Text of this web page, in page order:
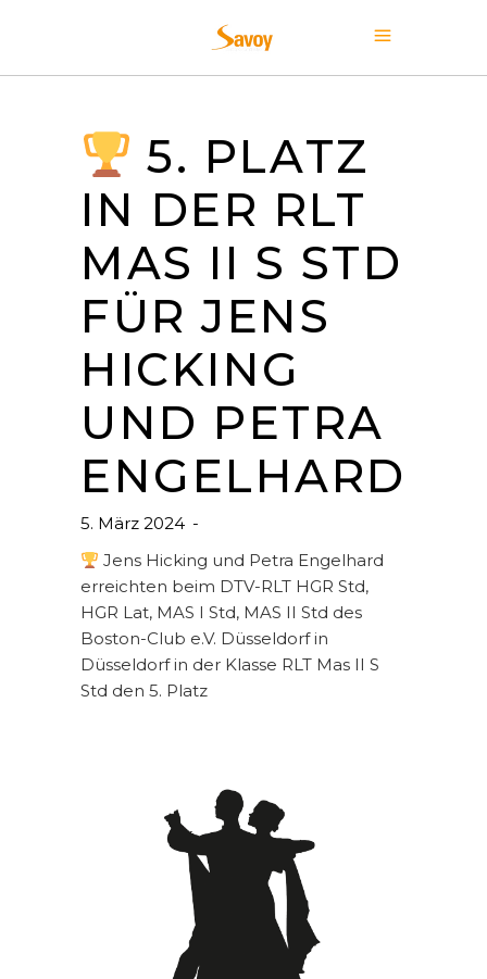
5. PLATZ
IN DER RLT
MAS II S STD
FÜR JENS
HICKING
UND PETRA
ENGELHARD
5. März 2024
Jens Hicking und Petra Engelhard
erreichten beim DTV-RLT HGR Std,
HGR Lat, MAS I Std, MAS II Std des
Boston-Club e.V. Düsseldorf in
Düsseldorf in der Klasse RLT Mas II S
Std den 5. Platz